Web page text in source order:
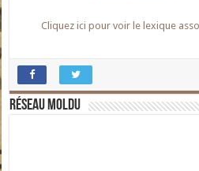
Cliquez ici pour voir le lexique
Réseau moldu